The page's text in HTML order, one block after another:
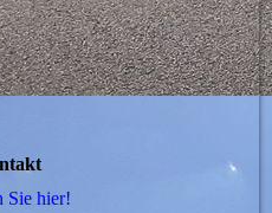
Sie hier!